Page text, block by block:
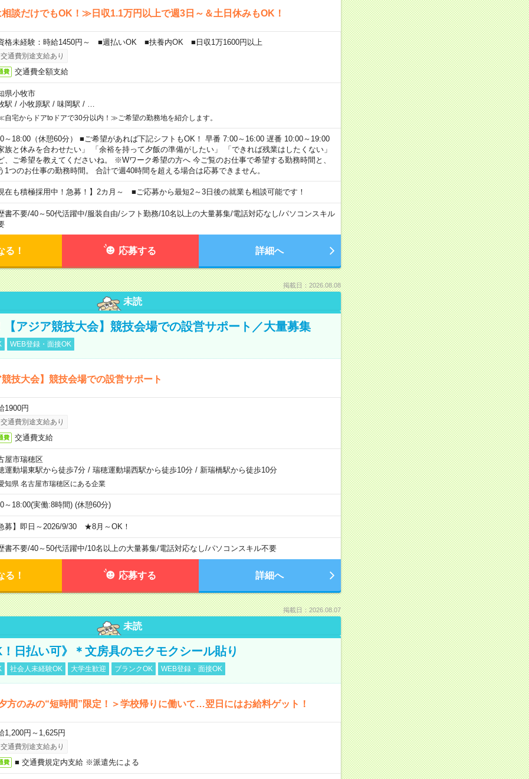
談だけでもOK！≫日収1.1万円以上で週3日～＆土日休みもOK！
格未経験：時給1450円～ ■週払いOK ■扶養内OK ■日収1万1600円以上
交通費別途支給あり
費 交通費全額支給
県小牧市
駅 / 小牧原駅 / 味岡駅 /
自宅からドアtoドアで30分以内！≫ご希望の勤務地を紹介します。
～18:00（休憩60分） ■ご希望があれば下記シフトもOK！ 早番 7:00～16:00 遅番 10:00～19:00
族と休みを合わせたい」 「余裕を持って夕飯の準備がしたい」 「できれば残業はしたくない」
、ご希望を教えてくださいね。 ※Wワーク希望の方へ 今ご覧のお仕事で希望する勤務時間と、
1つのお仕事の勤務時間。 合計で週40時間を超える場合は応募できません。
在も積極採用中！急募！】2カ月～ ■ご応募から最短2～3日後の就業も相談可能です！
書不要/40～50代活躍中/服装自由/シフト勤務/10名以上の大量募集/電話対応なし/パソコンスキル
る！ 応募する 詳細へ
掲載日：2026.08.08
未読
【アジア競技大会】競技会場での設営サポート／大量募集
WEB登録・面接OK
競技大会】競技会場での設営サポート
1900円
交通費別途支給あり
費 交通費支給
屋市瑞穂区
運動場東駅から徒歩7分/ 瑞穂運動場西駅から徒歩10分/ 新瑞橋駅から徒歩10分
知県 名古屋市瑞穂区にある企業
～18:00(実働:8時間) (休憩60分)
募】即日～2026/9/30 ★8月～OK！
書不要/40～50代活躍中/10名以上の大量募集/電話対応なし/パソコンスキル不要
る！ 応募する 詳細へ
掲載日：2026.08.07
未読
！日払い可》＊文房具のモクモクシール貼り
社会人未経験OK 大学生歓迎 ブランクOK WEB登録・面接OK
方のみの“短時間”限定！＞学校帰りに働いて…翌日にはお給料ゲット！
1,200円～1,625円
交通費別途支給あり
費 ■ 交通費規定内支給 ※派遣先による